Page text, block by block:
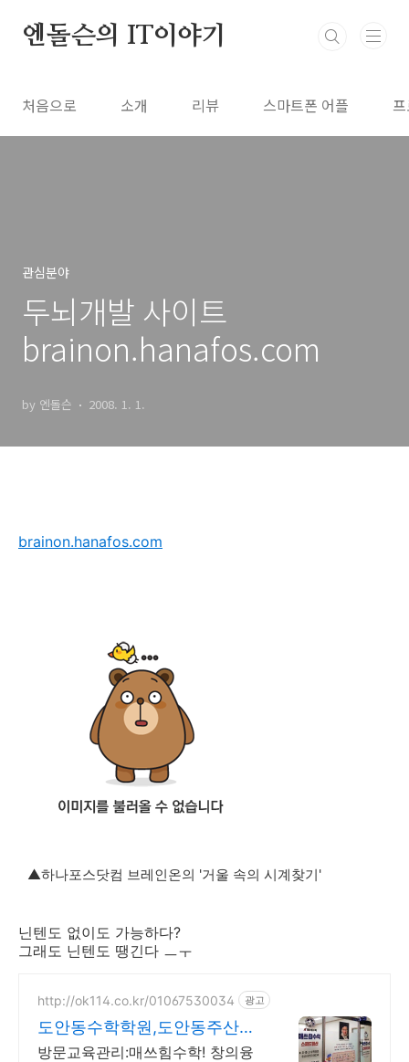
엔돌슨의 IT이야기
처음으로 소개 리뷰 스마트폰 어플
관심분야
두뇌개발 사이트
brainon.hanafos.com
by 엔돌슨 2008. 1. 1.
brainon.hanafos.com
▲하나포스닷컴 브레인온의 '거울 속의 시계찾기'
닌텐도 없이도 가능하다?
그래도 닌텐도 땡긴다 ㅡㅜ
http://ok114.co.kr/01067530034 광고
도안동수학학원,도안동주산암
산 매쓰힘수학! 유치부,초중고
방문교육관리:매쓰힘수학! 창의융